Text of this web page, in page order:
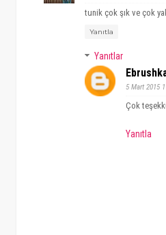
tunik çok şık ve çok
Yanıtla
Yanıtlar
5 Mart 2015
Çok
Yanıtla